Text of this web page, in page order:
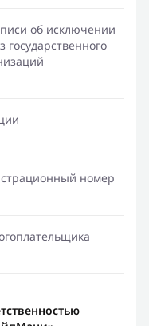
об исключении
номер